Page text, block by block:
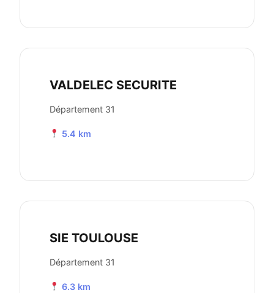
VALDELEC SECURITE
Département 31
5.4 km
SIE TOULOUSE
Département 31
6.3 km